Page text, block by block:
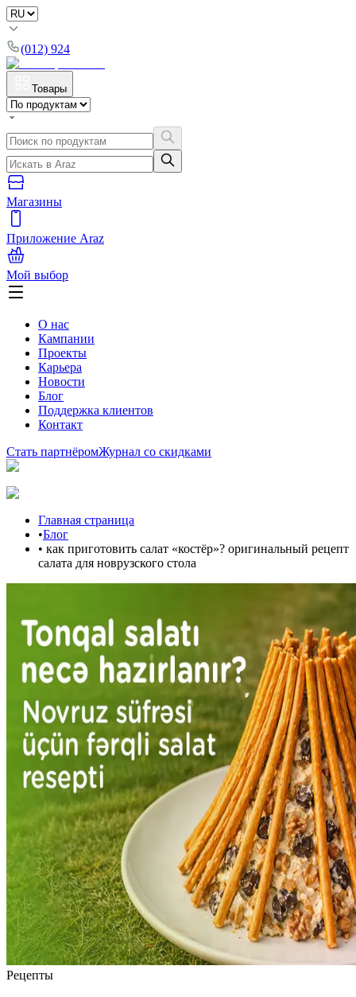
(012) 924
Товары
Магазины
Приложение Araz
Мой выбор
О нас
Кампании
Проекты
Карьера
Новости
Блог
Поддержка клиентов
Контакт
Стать партнёромЖурнал со скидками
Главная страница
•Блог
• как приготовить салат «костёр»? оригинальный рецепт
салата для новрузского стола
Рецепты